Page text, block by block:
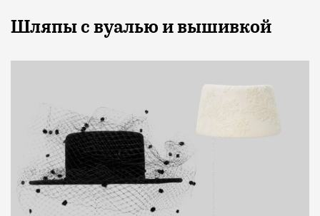
Шляпы с вуалью и вышивкой